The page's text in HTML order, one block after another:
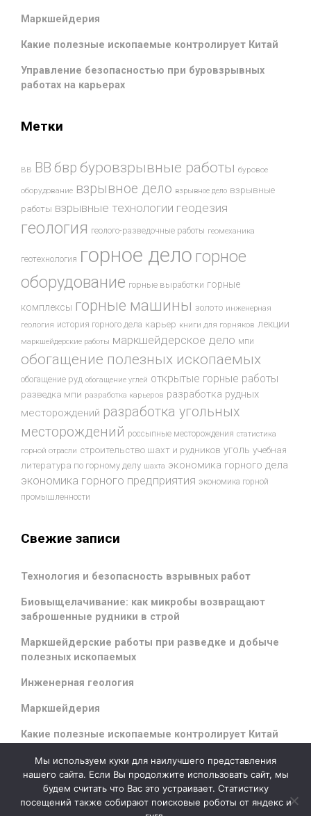
Маркшейдерия
Какие полезные ископаемые контролирует Китай
Управление безопасностью при буровзрывных
работах на карьерах
Метки
ВВ ВВ бвр буровзрывные работы буровое
оборудование взрывное дело взрывное дело взрывные
работы взрывные технологии геодезия
геология геолого-разведочные работы геомеханика
геотехнология горное дело горное
оборудование горные выработки горные
комплексы горные машины золото инженерная
геология история горного дела карьер книги для горняков лекции
маркшейдерские работы маркшейдерское дело мпи
обогащение полезных ископаемых
обогащение руд обогащение углей открытые горные работы
разведка мпи разработка карьеров разработка рудных
месторождений разработка угольных
месторождений россыпные месторождения статистика
горной отрасли строительство шахт и рудников уголь учебная
литература по горному делу шахта экономика горного дела
экономика горного предприятия экономика горной
промышленности
Свежие записи
Технология и безопасность взрывных работ
Биовыщелачивание: как микробы возвращают
заброшенные рудники в строй
Маркшейдерские работы при разведке и добыче
полезных ископаемых
Инженерная геология
Маркшейдерия
Какие полезные ископаемые контролирует Китай
evolvetheme by Theme4Press - Powered by WordPress
Мы используем куки для наилучшего представления
нашего сайта. Если Вы продолжите использовать сайт, мы
будем считать что Вас это устраивает. Статистику
посещений также собирают поисковые роботы от яндекс и